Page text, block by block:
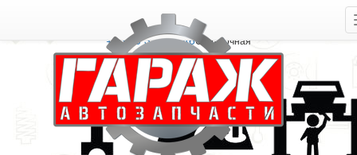
+7 906 377 46 46Справочная